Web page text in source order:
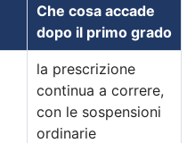
Che cosa accade
dopo il primo grado
la prescrizione
continua a correre,
con le sospensioni
ordinarie